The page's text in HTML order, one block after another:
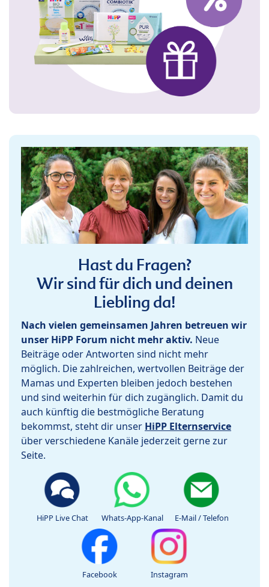
Hast du Fragen?
Wir sind für dich und deinen
Liebling da!
Nach vielen gemeinsamen Jahren betreuen wir
unser HiPP Forum nicht mehr aktiv. Neue
Beiträge oder Antworten sind nicht mehr
möglich. Die zahlreichen, wertvollen Beiträge der
Mamas und Experten bleiben jedoch bestehen
und sind weiterhin für dich zugänglich. Damit du
auch künftig die bestmögliche Beratung
bekommst, steht dir unser HiPP Elternservice
über verschiedene Kanäle jederzeit gerne zur
Seite.
HiPP Live Chat Whats-App-Kanal E-Mail / Telefon
Facebook Instagram